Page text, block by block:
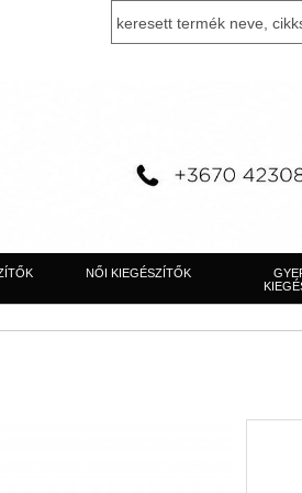
NŐI KIEGÉSZÍTŐK